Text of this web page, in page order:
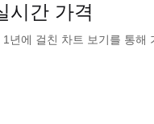
시간 가격
에 걸친 차트 보기를 통해